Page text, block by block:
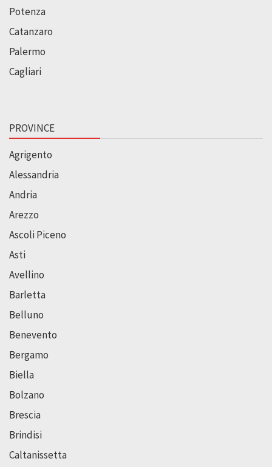
Potenza
Catanzaro
Palermo
Cagliari
PROVINCE
Agrigento
Alessandria
Andria
Arezzo
Ascoli Piceno
Asti
Avellino
Barletta
Belluno
Benevento
Bergamo
Biella
Bolzano
Brescia
Brindisi
Caltanissetta